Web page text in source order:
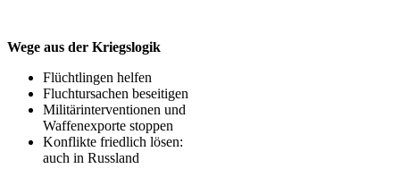
Wege aus der Kriegslogik
Flüchtlingen helfen
Fluchtursachen beseitigen
Militärinterventionen und
Waffenexporte stoppen
Konflikte friedlich lösen:
auch in Russland